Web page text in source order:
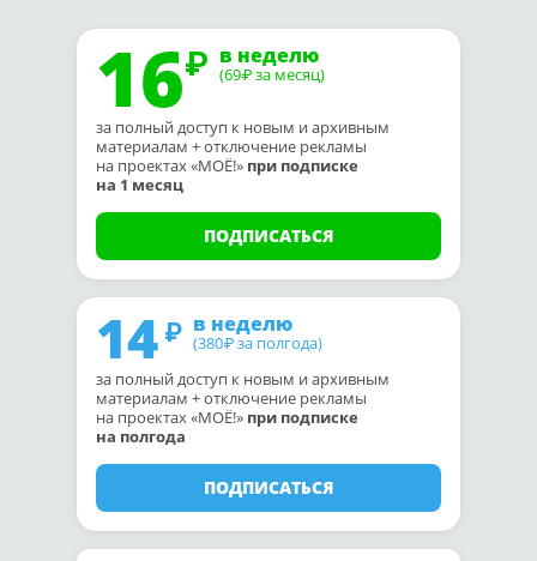
16 в неделю
(69₽ за месяц)
за полный доступ к новым и архивным
материалам + отключение рекламы
на проектах «МОЁ!» при подписке
на 1 месяц
ПОДПИСАТЬСЯ
14 в неделю
(380₽ за полгода)
за полный доступ к новым и архивным
материалам + отключение рекламы
на проектах «МОЁ!» при подписке
на полгода
ПОДПИСАТЬСЯ